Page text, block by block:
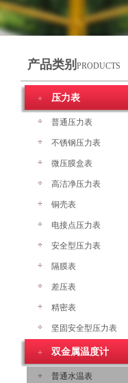
产品类别 PRODUCTS
压力表
普通压力表
不锈钢压力表
微压膜盒表
高洁净压力表
铜壳表
电接点压力表
安全型压力表
隔膜表
差压表
精密表
坚固安全型压力表
双金属温度计
普通水温表